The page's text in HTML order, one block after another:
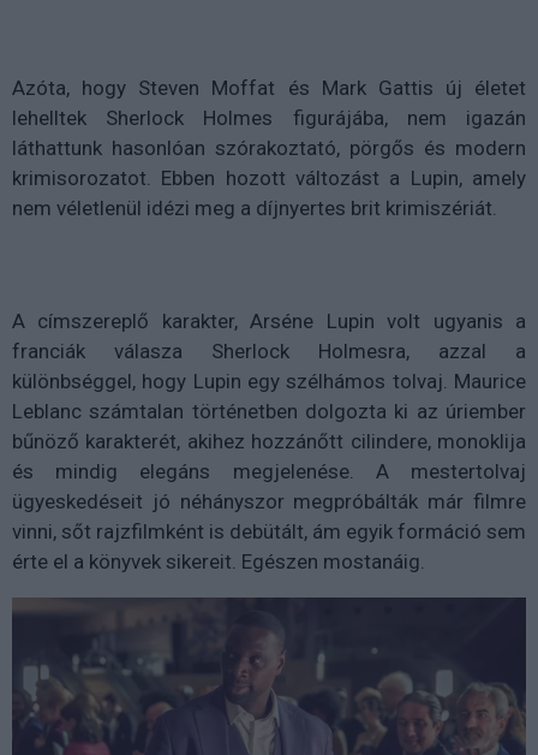
Azóta, hogy Steven Moffat és Mark Gattis új életet
lehelltek Sherlock Holmes figurájába, nem igazán
láthattunk hasonlóan szórakoztató, pörgős és modern
krimisorozatot. Ebben hozott változást a Lupin, amely
nem véletlenül idézi meg a díjnyertes brit krimiszériát.
A címszereplő karakter, Arséne Lupin volt ugyanis a
franciák válasza Sherlock Holmesra, azzal a
különbséggel, hogy Lupin egy szélhámos tolvaj. Maurice
Leblanc számtalan történetben dolgozta ki az úriember
bűnöző karakterét, akihez hozzánőtt cilindere, monoklija
és mindig elegáns megjelenése. A mestertolvaj
ügyeskedéseit jó néhányszor megpróbálták már filmre
vinni, sőt rajzfilmként is debütált, ám egyik formáció sem
érte el a könyvek sikereit. Egészen mostanáig.